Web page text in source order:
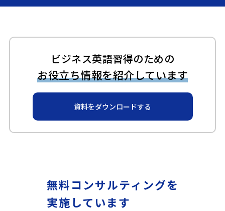
ニングコースを特別価格で提供
2023.06.15
2023.06.14
ギャビーアカデミーが「ZDNET Japan」で紹介されまし
ビジネス英語習得のための
お役立ち情報を紹介しています
資料をダウンロードする
無料コンサルティングを
実施しています